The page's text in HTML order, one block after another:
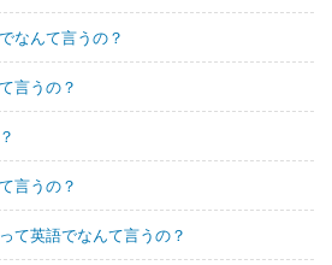
なんて言うの？
言うの？
言うの？
て英語でなんて言うの？